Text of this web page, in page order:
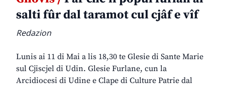
salti fûr dal taramot cul cjâf e vîf
Redazion
Lunis ai 11 di Mai a lis 18,30 te Glesie di Sante Marie
sul Cjiscjel di Udin. Glesie Furlane, cun la
Arcidiocesi di Udine e Clape di Culture Patrie dal